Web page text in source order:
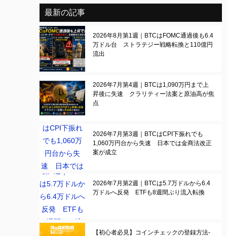
最新の記事
2026年8月第1週｜BTCはFOMC通過後も6.4
万ドル台 ストラテジー戦略転換と110億円
流出
2026年7月第4週｜BTCは1,090万円まで上
昇後に失速 クラリティー法案と原油高が焦
点
2026年7月第3週｜BTCはCPI下振れでも
1,060万円台から失速 日本では金商法改正
案が成立
2026年7月第2週｜BTCは5.7万ドルから6.4
万ドルへ反発 ETFも8週間ぶり流入転換
【初心者必見】コインチェックの登録方法-